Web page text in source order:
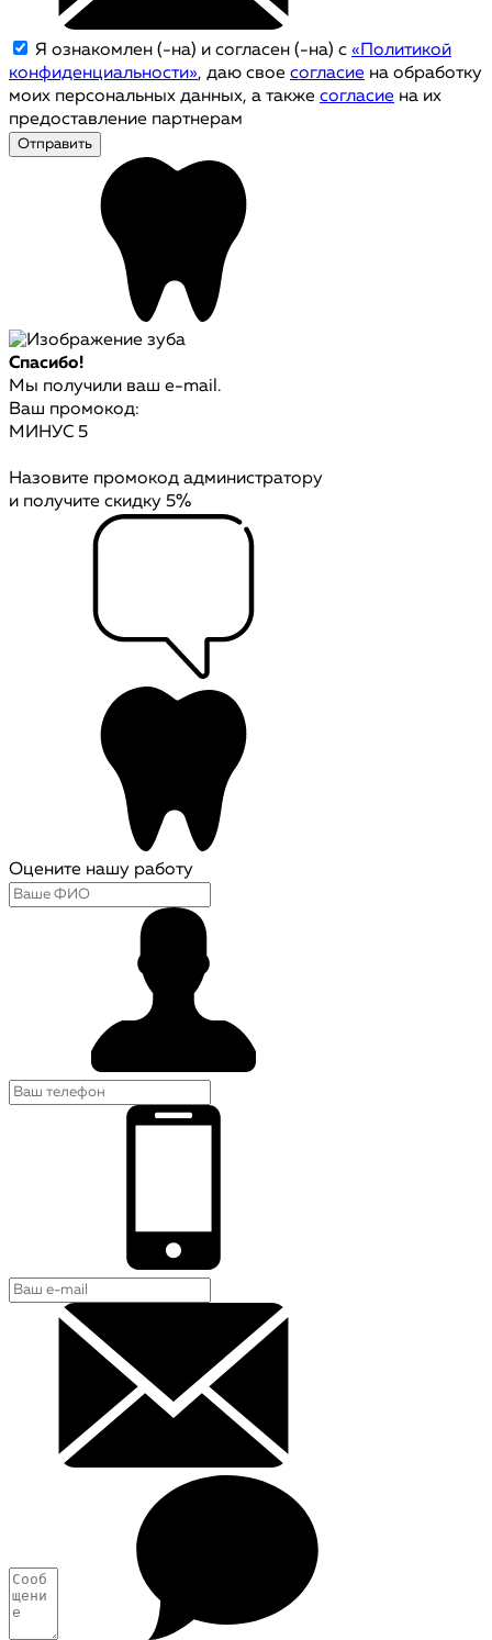
Я ознакомлен (-на) и согласен (-на) с «Политикой
конфиденциальности», даю свое согласие на обработку
моих персональных данных, а также согласие на их
предоставление партнерам
Отправить
Спасибо!
Мы получили ваш e-mail.
Ваш промокод:
МИНУС 5
Назовите промокод администратору
и получите скидку 5%
Оцените нашу работу